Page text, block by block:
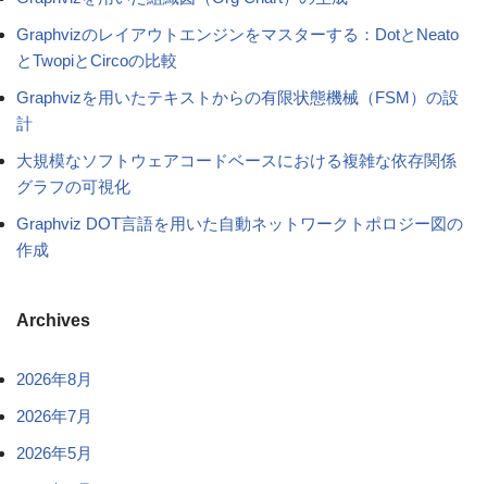
Graphvizのレイアウトエンジンをマスターする：DotとNeato
とTwopiとCircoの比較
Graphvizを用いたテキストからの有限状態機械（FSM）の設
計
大規模なソフトウェアコードベースにおける複雑な依存関係
グラフの可視化
Graphviz DOT言語を用いた自動ネットワークトポロジー図の
作成
Archives
2026年8月
2026年7月
2026年5月